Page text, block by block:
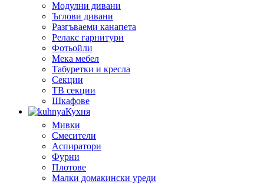
Модулни дивани
Ъглови дивани
Разгъваеми канапета
Релакс гарнитури
Фотьойли
Мека мебел
Табуретки и кресла
Секции
ТВ секции
Шкафове
Кухня
Мивки
Смесители
Аспиратори
Фурни
Плотове
Малки домакински уреди